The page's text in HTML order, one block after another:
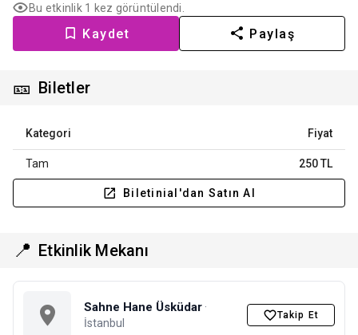
Bu etkinlik 1 kez görüntülendi.
Kaydet Paylaş
🎫 Biletler
Kategori Fiyat
Tam 250 TL
Biletinial'dan Satın Al
📍 Etkinlik Mekanı
Sahne Hane Üsküdar ·
İstanbul
Takip Et